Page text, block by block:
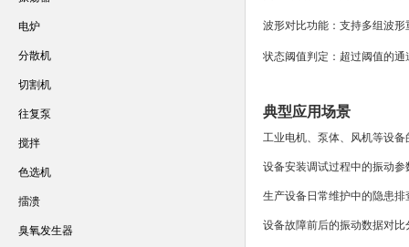
波形对比功能：支持多组波形
状态阈值判定 ：超过阈值的
典型应用场景
工业电机、泵体、风机等设
设备安装调试过程中的振动参
生产设备日常维护中的隐患
设备故障前后的振动数据对
电炉
分散机
切割机
往复泵
搅拌
色选机
擂溃
臭氧发生器